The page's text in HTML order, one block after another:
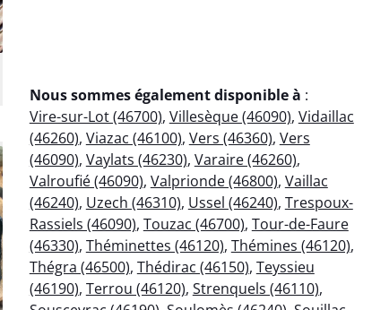
Nous sommes également disponible à :
Vire-sur-Lot (46700), Villesèque (46090), Vidaillac
(46260), Viazac (46100), Vers (46360), Vers
(46090), Vaylats (46230), Varaire (46260),
Valroufié (46090), Valprionde (46800), Vaillac
(46240), Uzech (46310), Ussel (46240), Trespoux-
Rassiels (46090), Touzac (46700), Tour-de-Faure
(46330), Théminettes (46120), Thémines (46120),
Thégra (46500), Thédirac (46150), Teyssieu
(46190), Terrou (46120), Strenquels (46110),